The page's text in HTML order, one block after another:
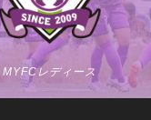
MYFCレディース